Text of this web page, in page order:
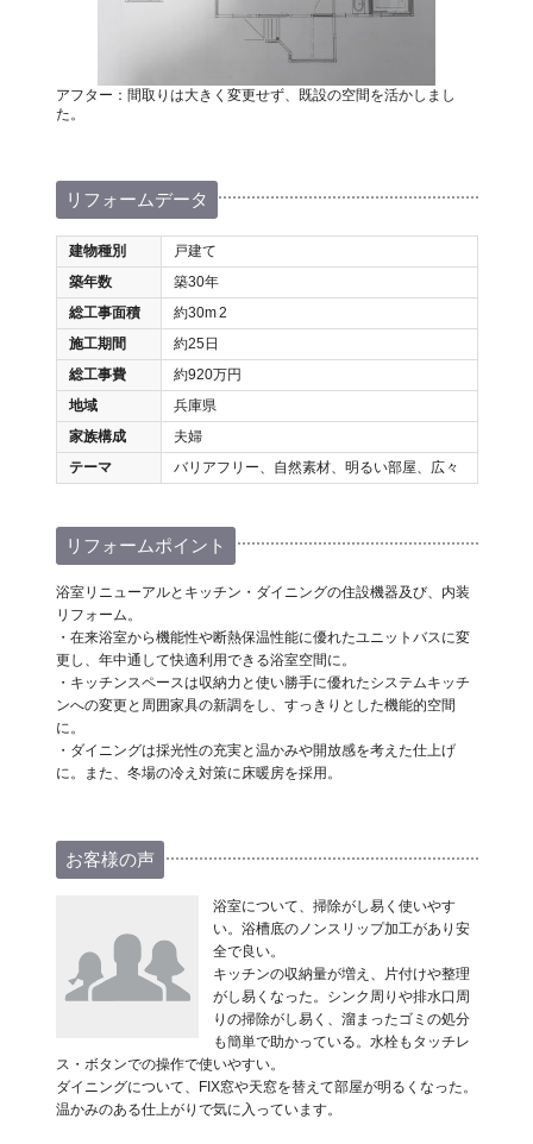
アフター：間取りは大きく変更せず、既設の空間を活かしまし
た。
リフォームデータ
建物種別
戸建て
築年数
築30年
総工事面積
約30m2
施工期間
約25日
総工事費
約920万円
地域
兵庫県
家族構成
夫婦
テーマ
バリアフリー、自然素材、明るい部屋、広々
リフォームポイント
浴室リニューアルとキッチン・ダイニングの住設機器及び、内装
リフォーム。
・在来浴室から機能性や断熱保温性能に優れたユニットバスに変
更し、年中通して快適利用できる浴室空間に。
・キッチンスペースは収納力と使い勝手に優れたシステムキッチ
ンへの変更と周囲家具の新調をし、すっきりとした機能的空間
に。
・ダイニングは採光性の充実と温かみや開放感を考えた仕上げ
に。また、冬場の冷え対策に床暖房を採用。
お客様の声
浴室について、掃除がし易く使いやす
い。浴槽底のノンスリップ加工があり安
全で良い。
キッチンの収納量が増え、片付けや整理
がし易くなった。シンク周りや排水口周
りの掃除がし易く、溜まったゴミの処分
も簡単で助かっている。水栓もタッチレ
ス・ボタンでの操作で使いやすい。
ダイニングについて、FIX窓や天窓を替えて部屋が明るくなった。
温かみのある仕上がりで気に入っています。